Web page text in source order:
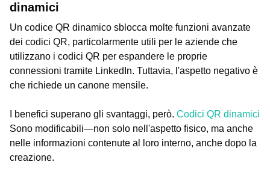
dinamici
Un codice QR dinamico sblocca molte funzioni avanzate
dei codici QR, particolarmente utili per le aziende che
utilizzano i codici QR per espandere le proprie
connessioni tramite LinkedIn. Tuttavia, l'aspetto negativo è
che richiede un canone mensile.
I benefici superano gli svantaggi, però. Codici QR dinamici
Sono modificabili—non solo nell'aspetto fisico, ma anche
nelle informazioni contenute al loro interno, anche dopo la
creazione.